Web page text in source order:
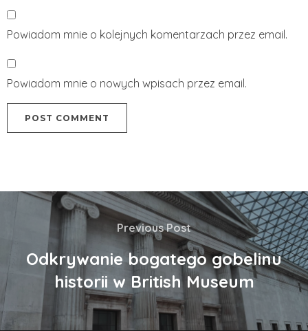
Powiadom mnie o kolejnych komentarzach przez email.
Powiadom mnie o nowych wpisach przez email.
Previous Post
Odkrywanie bogatego gobelinu
historii w British Museum